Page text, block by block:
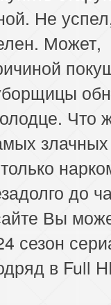
Не
Может,
Что
до
Вы
сезон
в Full